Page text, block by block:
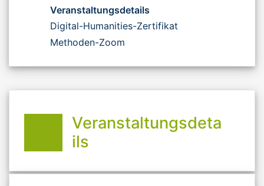
Veranstaltungsdeta
ils
Veranstaltungsdetails
Digital-Humanities-Zertifikat
Methoden-Zoom